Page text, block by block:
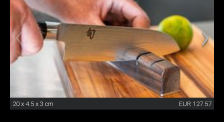
20 x 4.5 x 3 cm EUR 127.57